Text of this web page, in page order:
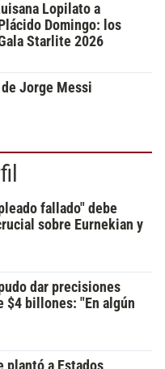
Lopilato a
Domingo: los
Starlite 2026
Jorge Messi
fallado" debe
sobre Eurnekian y
dar precisiones
$4 billones: "En algún